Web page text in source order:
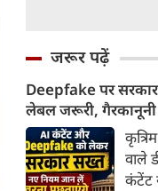
जरूर पढ़ें
Deepfake पर
लेबल जरूरी, गैरकानूनी
होगी, नए नियम जान
वाले
कंटेंट